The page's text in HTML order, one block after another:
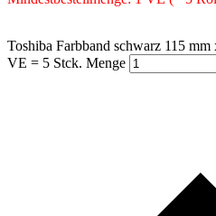
Toshiba Farbband schwarz 115
VE = 5 Stck. Menge